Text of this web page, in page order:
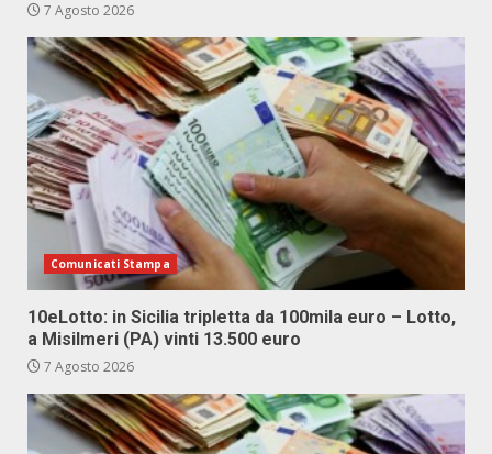
7 Agosto 2026
Comunicati Stampa
10eLotto: in Sicilia tripletta da 100mila euro – Lotto,
a Misilmeri (PA) vinti 13.500 euro
7 Agosto 2026